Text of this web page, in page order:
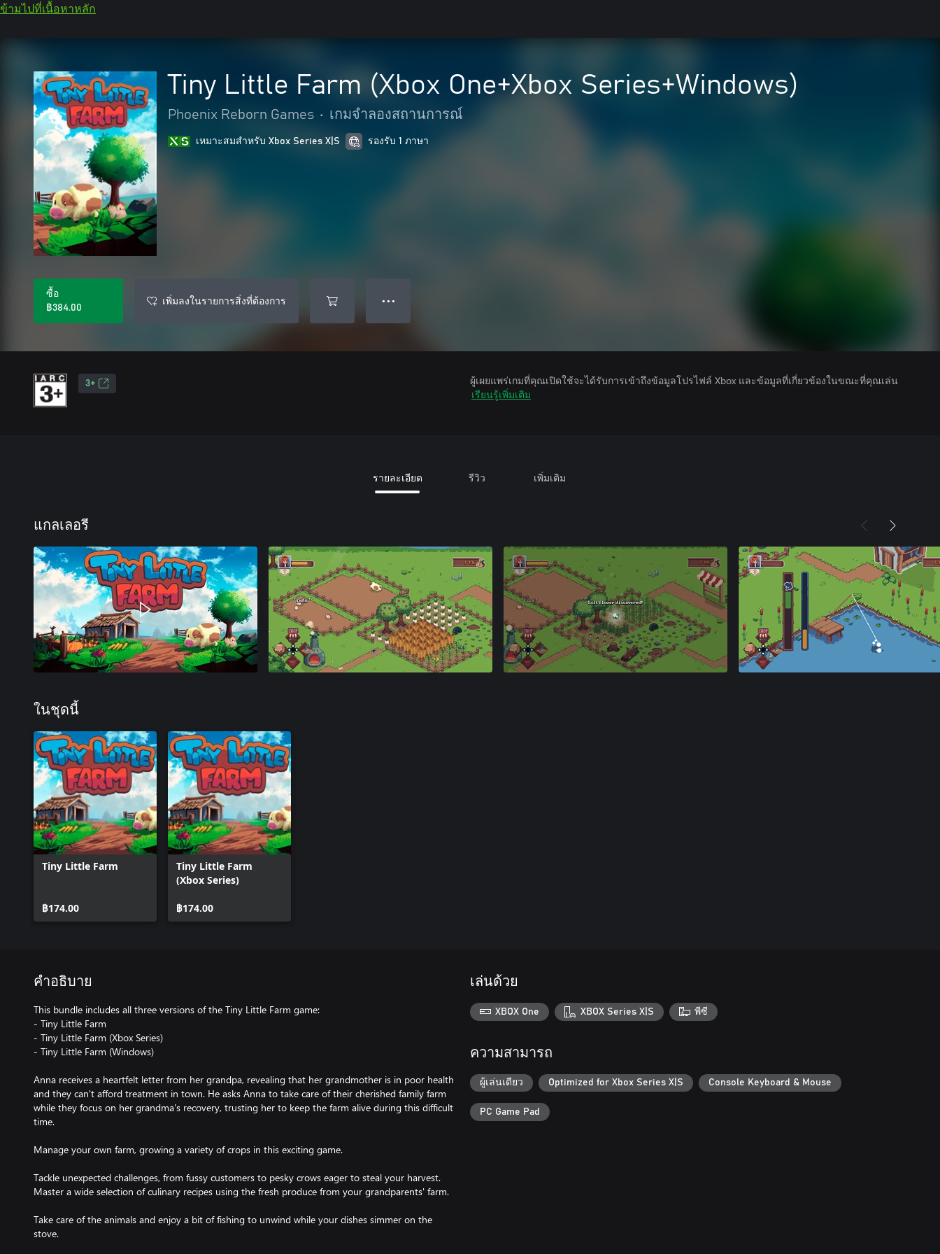
ข้ามไปที่เนื้อหาหลัก
Tiny Little Farm (Xbox One+Xbox Series+Windows)
Phoenix Reborn Games • เกมจำลองสถานการณ์
เหมาะสมสําหรับ Xbox Series X|S รองรับ 1 ภาษา
ซื้อ
฿384.00
เพิ่มลงในรายการสิ่งที่ต้องการ ● ● ●
3+
ผู้เผยแพร่เกมที่คุณเปิดใช้จะได้รับการเข้าถึงข้อมูลโปรไฟล์ Xbox และข้อมูลที่เกี่ยวข้องในขณะที่คุณเล่น
เรียนรู้เพิ่มเติม
รายละเอียด รีวิว เพิ่มเติม
แกลเลอรี
ในชุดนี้
Tiny Little Farm
฿174.00
Tiny Little Farm
(Xbox Series)
฿174.00
คำอธิบาย
This bundle includes all three versions of the Tiny Little Farm game:
- Tiny Little Farm
- Tiny Little Farm (Xbox Series)
- Tiny Little Farm (Windows)
Anna receives a heartfelt letter from her grandpa, revealing that her grandmother is in poor health
and they can't afford treatment in town. He asks Anna to take care of their cherished family farm
while they focus on her grandma's recovery, trusting her to keep the farm alive during this difficult
time.
Manage your own farm, growing a variety of crops in this exciting game.
Tackle unexpected challenges, from fussy customers to pesky crows eager to steal your harvest.
Master a wide selection of culinary recipes using the fresh produce from your grandparents' farm.
Take care of the animals and enjoy a bit of fishing to unwind while your dishes simmer on the
stove.
เล่นด้วย
XBOX One XBOX Series X|S พีซี
ความสามารถ
ผู้เล่นเดียว Optimized for Xbox Series X|S Console Keyboard & Mouse
PC Game Pad